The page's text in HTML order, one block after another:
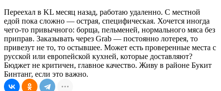
Переехал в KL месяц назад, работаю удаленно. С местной
едой пока сложно — острая, специфическая. Хочется иногда
чего-то привычного: борща, пельменей, нормального мяса без
приправ. Заказывать через Grab — постоянно лотерея, то
привезут не то, то остывшее. Может есть проверенные места с
русской или европейской кухней, которые доставляют?
Бюджет не критичен, главное качество. Живу в районе Букит
Бинтанг, если это важно.